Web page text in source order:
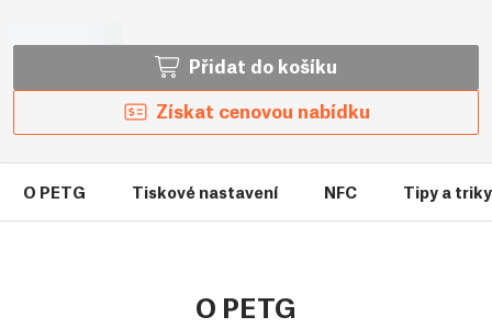
Přidat do košíku
Získat cenovou nabídku
O PETG Tiskové nastavení NFC Tipy a
O PETG